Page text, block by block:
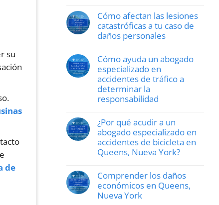
su
de
Los
abogados
especializados
en
construcción
Queens
ayudan
a
los
trabajadores
obtener
una
indemnización
Cómo afectan las lesiones
catastróficas a tu caso de
daños personales
Cómo
afectan
las
lesiones
catastróficas
tu
daños
personales
Cómo ayuda un abogado
especializado en
accidentes de tráfico a
determinar la
responsabilidad
«Cómo
ayuda
un
abogado
especializado
en
de
tráfico
a
determinar
la
¿Por qué acudir a un
abogado especializado en
accidentes de bicicleta en
Queens, Nueva York?
¿Por
qué
acudir
a
Comprender los daños
económicos en Queens,
Nueva York